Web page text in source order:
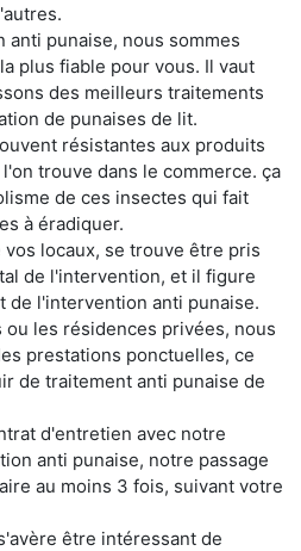
anti punaise, nous sommes
plus fiable pour vous. Il vaut
des meilleurs traitements
de punaises de lit.
résistantes aux produits
trouve dans le commerce. ça
de ces insectes qui fait
à éradiquer.
locaux, se trouve être pris
de l'intervention, et il figure
de l'intervention anti punaise.
les résidences privées, nous
prestations ponctuelles, ce
de traitement anti punaise de
d'entretien avec notre
anti punaise, notre passage
au moins 3 fois, suivant votre
être intéressant de